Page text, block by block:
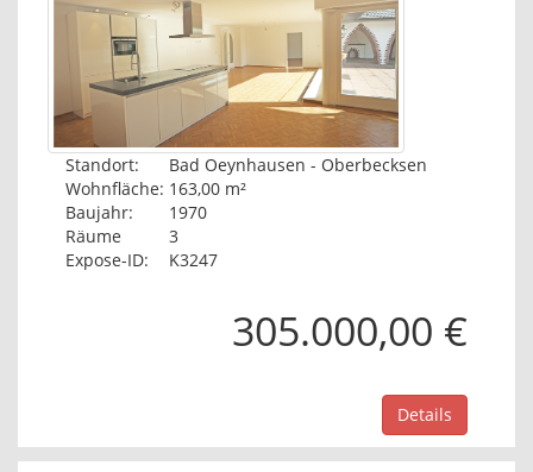
Standort:
Bad Oeynhausen - Oberbecksen
Wohnfläche: 163,00 m²
Baujahr:
1970
Räume
3
Expose-ID:
K3247
305.000,00 €
Details